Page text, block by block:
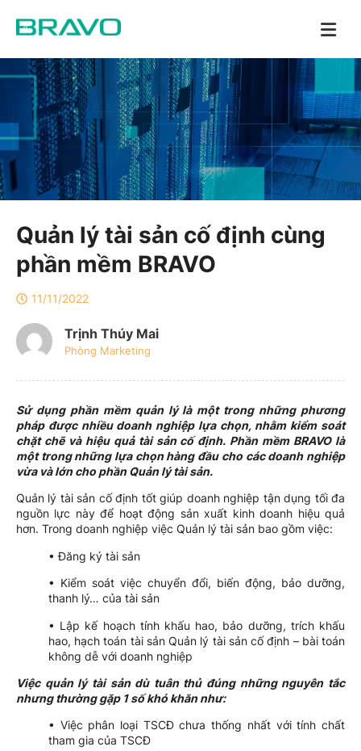
Quản lý tài sản cố định cùng
phần mềm BRAVO
11/11/2022
Trịnh Thúy Mai
Phòng Marketing
Sử dụng phần mềm quản lý là một trong những phương
pháp được nhiều doanh nghiệp lựa chọn, nhằm kiểm soát
chặt chẽ và hiệu quả tài sản cố định. Phần mềm BRAVO là
một trong những lựa chọn hàng đầu cho các doanh nghiệp
vừa và lớn cho phần Quản lý tài sản.
Quản lý tài sản cố định tốt giúp doanh nghiệp tận dụng tối đa
nguồn lực này để hoạt động sản xuất kinh doanh hiệu quả
hơn. Trong doanh nghiệp việc Quản lý tài sản bao gồm việc:
• Đăng ký tài sản
• Kiểm soát việc chuyển đổi, biến động, bảo dưỡng,
thanh lý… của tài sản
• Lập kế hoạch tính khấu hao, bảo dưỡng, trích khấu
hao, hạch toán tài sản Quản lý tài sản cố định – bài toán
không dễ với doanh nghiệp
Việc quản lý tài sản dù tuân thủ đúng những nguyên tắc
nhưng thường gặp 1 số khó khăn như:
• Việc phân loại TSCĐ chưa thống nhất với tính chất
tham gia của TSCĐ